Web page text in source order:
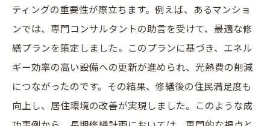
ティングの重要性が際立ちます。例えば、あるマンショ
ンでは、専門コンサルタントの助言を受けて、最適な修
繕プランを策定しました。このプランに基づき、エネル
ギー効率の高い設備への更新が進められ、光熱費の削減
につながったのです。その結果、修繕後の住民満足度も
向上し、居住環境の改善が実現しました。このような成